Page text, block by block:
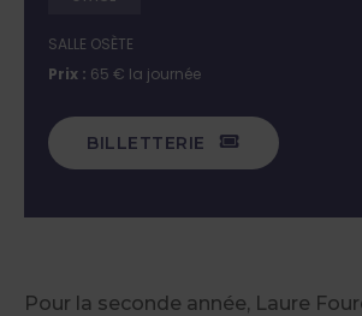
SALLE OSÈTE
Prix : 65 € la journée
BILLETTERIE
Pour la seconde année, Laure